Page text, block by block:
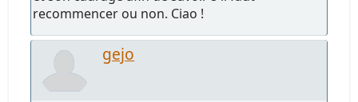
recommencer ou non. Ciao !
gejo